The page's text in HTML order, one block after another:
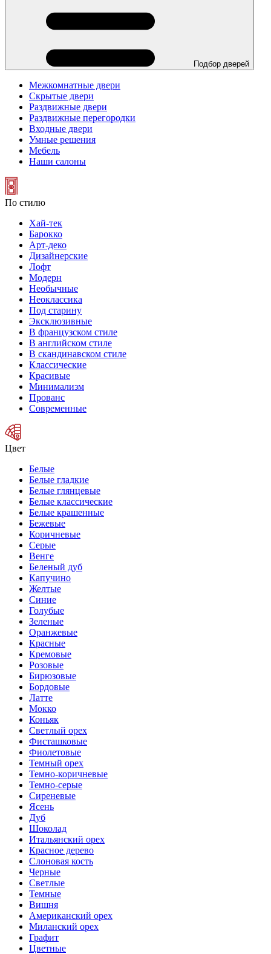
Подбор дверей
Межкомнатные двери
Скрытые двери
Раздвижные двери
Раздвижные перегородки
Входные двери
Умные решения
Мебель
Наши салоны
По стилю
Хай-тек
Барокко
Арт-деко
Дизайнерские
Лофт
Модерн
Необычные
Неоклассика
Под старину
Эксклюзивные
В французском стиле
В английском стиле
В скандинавском стиле
Классические
Красивые
Минимализм
Прованс
Современные
Цвет
Белые
Белые гладкие
Белые глянцевые
Белые классические
Белые крашенные
Бежевые
Коричневые
Серые
Венге
Беленый дуб
Капучино
Желтые
Синие
Голубые
Зеленые
Оранжевые
Красные
Кремовые
Розовые
Бирюзовые
Бордовые
Латте
Мокко
Коньяк
Светлый орех
Фисташковые
Фиолетовые
Темный орех
Темно-коричневые
Темно-серые
Сиреневые
Ясень
Дуб
Шоколад
Итальянский орех
Красное дерево
Слоновая кость
Черные
Светлые
Темные
Вишня
Американский орех
Миланский орех
Графит
Цветные